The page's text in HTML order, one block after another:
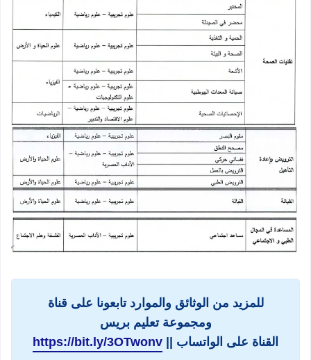
للمزيد من الوثائق والموارد تابعونا على قناة
ومجموعة تعليم بريس
القناة على الواتساب || https://bit.ly/3OTwonv